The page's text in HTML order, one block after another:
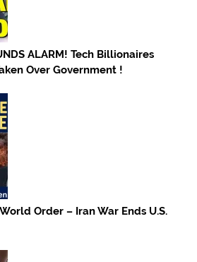
ALARM! Tech Billionaires
Over Government !
Order – Iran War Ends U.S.